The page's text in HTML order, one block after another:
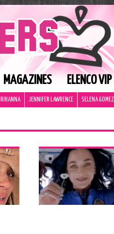
MAGAZINES ELENCO VIP
RIHANNA JENNIFER LAWRENCE SELENA GOMEZ